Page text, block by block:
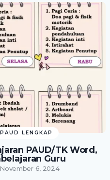
LENGKAP
PAUD/TK Word,
Guru
November 6, 2024